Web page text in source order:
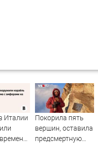
Италии
Покорила пять
вершин, оставила
предсмертную